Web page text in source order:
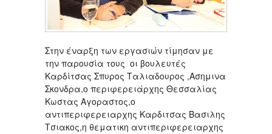
Στην έναρξη των εργασιών τίμησαν με
την παρουσία τους οι βουλευτές
Καρδίτσας Σπυρος Ταλιαδουρος ,Ασημινα
Σκονδρα,ο περιφερειάρχης Θεσσαλίας
Κωστας Αγοραστος,ο
αντιπεριφερειαρχης Καρδιτσας Βασιλης
Τσιακος,η θεματικη αντιπεριφερειαρχης